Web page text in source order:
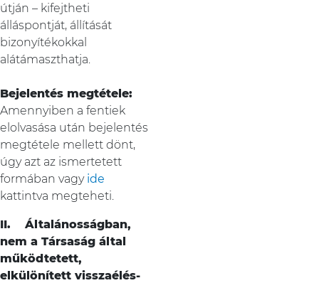
útján – kifejtheti
álláspontját, állítását
bizonyítékokkal
alátámaszthatja.
Bejelentés megtétele:
Amennyiben a fentiek
elolvasása után bejelentés
megtétele mellett dönt,
úgy azt az ismertetett
formában vagy ide
kattintva megteheti.
II. Általánosságban,
nem a Társaság által
működtetett,
elkülönített visszaélés-